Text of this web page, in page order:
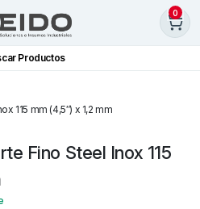
0
Productos
115 mm (4,5″) x 1,2 mm
Fino Steel Inox 115